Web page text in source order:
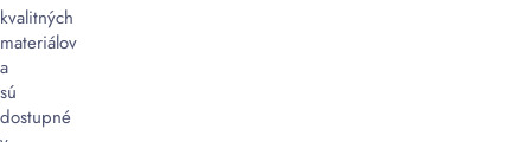
s
priamym
aplikovaním
vody
z
kvalitných
materiálov
a
sú
dostupné